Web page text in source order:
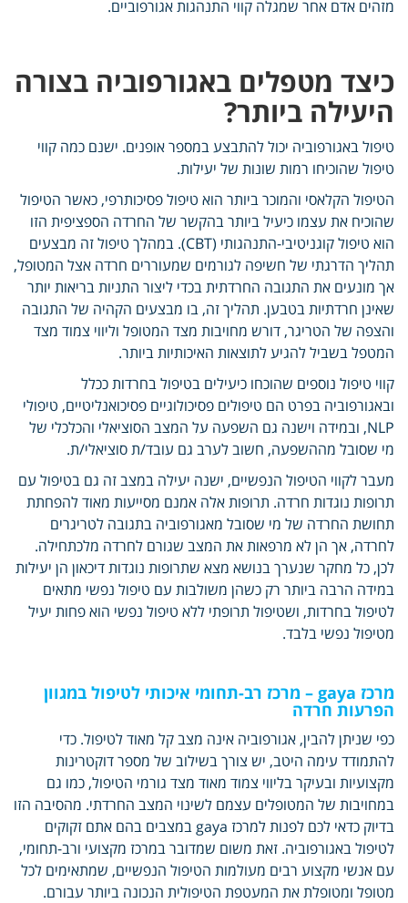
מזהים אדם אחר שמגלה קווי התנהגות אגורפוביים.
כיצד מטפלים באגורפוביה בצורה
היעילה ביותר?
טיפול באגורפוביה יכול להתבצע במספר אופנים. ישנם כמה קווי
טיפול שהוכיחו רמות שונות של יעילות.
הטיפול הקלאסי והמוכר ביותר הוא טיפול פסיכותרפי, כאשר הטיפול
שהוכיח את עצמו כיעיל ביותר בהקשר של החרדה הספציפית הזו
הוא טיפול קוגניטיבי-התנהגותי (CBT). במהלך טיפול זה מבצעים
תהליך הדרגתי של חשיפה לגורמים שמעוררים חרדה אצל המטופל,
אך מונעים את התגובה החרדתית בכדי ליצור התניות בריאות יותר
שאינן חרדתיות בטבען. תהליך זה, בו מבצעים הקהיה של התגובה
והצפה של הטריגר, דורש מחויבות מצד המטופל וליווי צמוד מצד
המטפל בשביל להגיע לתוצאות האיכותיות ביותר.
קווי טיפול נוספים שהוכחו כיעילים בטיפול בחרדות ככלל
ובאגורפוביה בפרט הם טיפולים פסיכולוגיים פסיכואנליטיים, טיפולי
NLP, ובמידה וישנה גם השפעה על המצב הסוציאלי והכלכלי של
מי שסובל מההשפעה, חשוב לערב גם עובד/ת סוציאלי/ת.
מעבר לקווי הטיפול הנפשיים, ישנה יעילה במצב זה גם בטיפול עם
תרופות נוגדות חרדה. תרופות אלה אמנם מסייעות מאוד להפחתת
תחושת החרדה של מי שסובל מאגורפוביה בתגובה לטריגרים
לחרדה, אך הן לא מרפאות את המצב שגורם לחרדה מלכתחילה.
לכן, כל מחקר שנערך בנושא מצא שתרופות נוגדות דיכאון הן יעילות
במידה הרבה ביותר רק כשהן משולבות עם טיפול נפשי מתאים
לטיפול בחרדות, ושטיפול תרופתי ללא טיפול נפשי הוא פחות יעיל
מטיפול נפשי בלבד.
מרכז gaya – מרכז רב-תחומי איכותי לטיפול במגוון
הפרעות חרדה
כפי שניתן להבין, אגורפוביה אינה מצב קל מאוד לטיפול. כדי
להתמודד עימה היטב, יש צורך בשילוב של מספר דוקטרינות
מקצועיות ובעיקר בליווי צמוד מאוד מצד גורמי הטיפול, כמו גם
במחויבות של המטופלים עצמם לשינוי המצב החרדתי. מהסיבה הזו
בדיוק כדאי לכם לפנות למרכז gaya במצבים בהם אתם זקוקים
לטיפול באגורפוביה. זאת משום שמדובר במרכז מקצועי ורב-תחומי,
עם אנשי מקצוע רבים מעולמות הטיפול הנפשיים, שמתאימים לכל
מטופל ומטופלת את המעטפת הטיפולית הנכונה ביותר עבורם.